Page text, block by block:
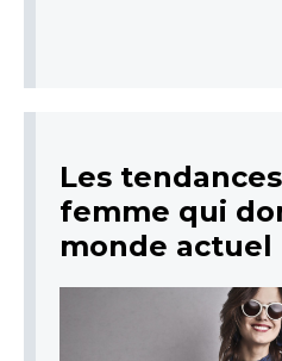
Les
femme qui
monde actuel